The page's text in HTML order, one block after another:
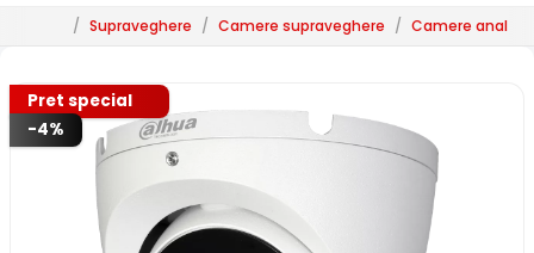
/ Supraveghere / Camere supraveghere / Camere
Pret special
-4%